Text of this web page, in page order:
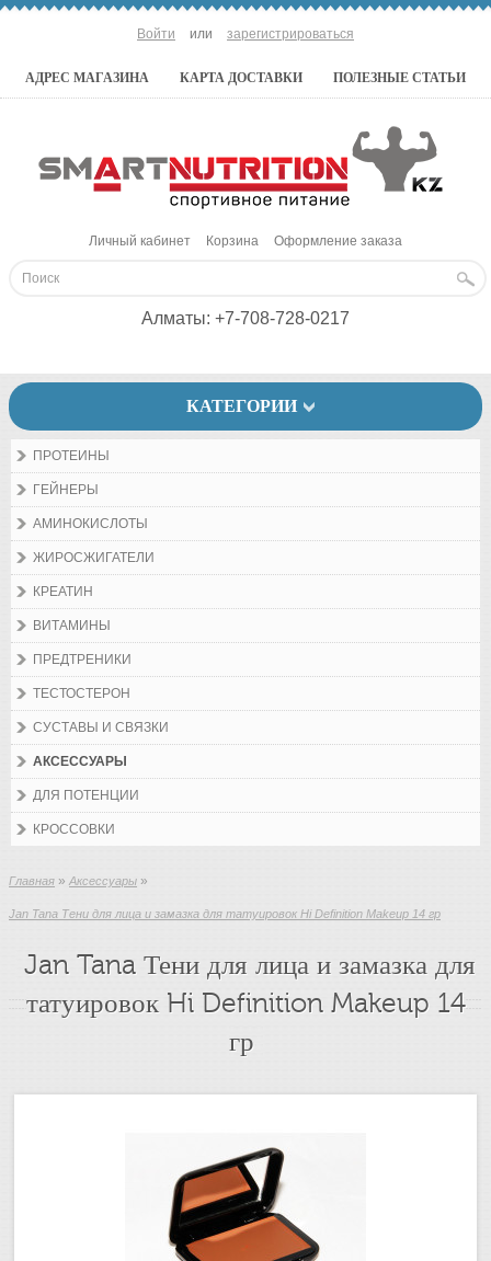
Войти или зарегистрироваться
АДРЕС МАГАЗИНА КАРТА ДОСТАВКИ ПОЛЕЗНЫЕ СТАТЬИ
Личный кабинет Корзина Оформление заказа
Алматы: +7-708-728-0217
КАТЕГОРИИ
ПРОТЕИНЫ
ГЕЙНЕРЫ
АМИНОКИСЛОТЫ
ЖИРОСЖИГАТЕЛИ
КРЕАТИН
ВИТАМИНЫ
ПРЕДТРЕНИКИ
ТЕСТОСТЕРОН
СУСТАВЫ И СВЯЗКИ
АКСЕССУАРЫ
ДЛЯ ПОТЕНЦИИ
КРОССОВКИ
Главная » Аксессуары »
Jan Tana Тени для лица и замазка для татуировок Hi Definition Makeup 14 гр
Jan Tana Тени для лица и замазка для
татуировок Hi Definition Makeup 14
гр